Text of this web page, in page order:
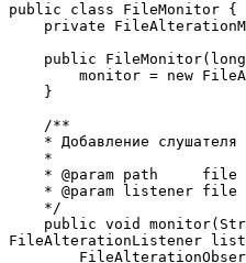
public class FileMonitor {
private
public
monitor = new
    }
    /**
* Добавление
    *
* @param path     file
* @param listener
    */
FileAlterationListener